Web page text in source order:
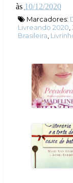
às 10/12/2020
Marcadores:
Livreando 2020
Brasileira